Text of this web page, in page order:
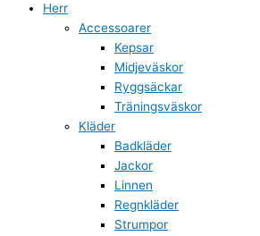
Herr
Accessoarer
Kepsar
Midjeväskor
Ryggsäckar
Träningsväskor
Kläder
Badkläder
Jackor
Linnen
Regnkläder
Strumpor